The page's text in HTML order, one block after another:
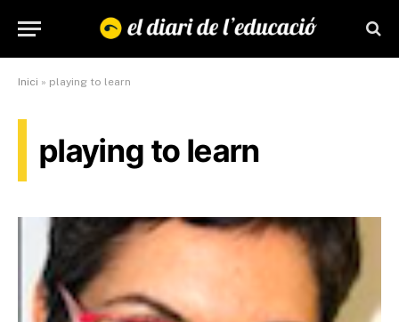
Inici » playing to learn
playing to learn